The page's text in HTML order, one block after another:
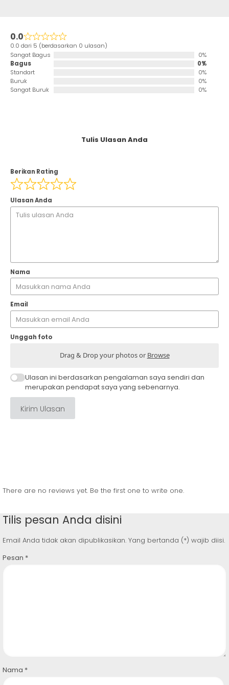
0.0
0.0 dari 5 (berdasarkan 0 ulasan)
Sangat Bagus
0%
Bagus
0%
Standart
0%
Buruk
0%
Sangat Buruk
0%
Tulis Ulasan Anda
Berikan Rating
Ulasan Anda
Nama
Email
Unggah foto
Drag & Drop your photos or Browse
Ulasan ini berdasarkan pengalaman saya sendiri dan
merupakan pendapat saya yang sebenarnya.
Kirim Ulasan
There are no reviews yet. Be the first one to write one.
Tilis pesan Anda disini
Email Anda tidak akan dipublikasikan. Yang bertanda (*) wajib diisi.
Pesan *
Nama *